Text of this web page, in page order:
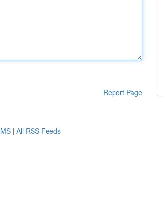
Report Page
| All RSS Feeds